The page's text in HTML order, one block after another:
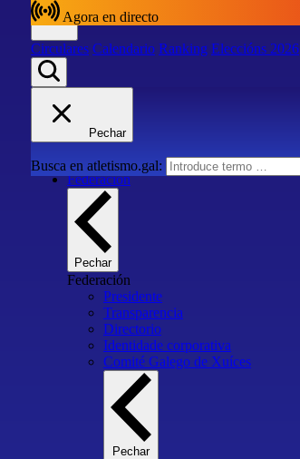
Circulares Calendario Ranking Eleccións 2026
Pechar
Busca en atletismo.gal:
Calendario
Inicio
Federación
Pechar
Federación
Presidente
Transparencia
Directorio
Identidade corporativa
Comité Galego de Xuíces
Pechar
Agora en directo